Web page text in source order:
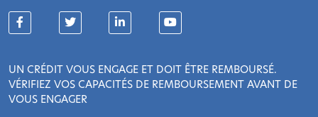
UN CRÉDIT VOUS ENGAGE ET DOIT ÊTRE REMBOURSÉ.
VÉRIFIEZ VOS CAPACITÉS DE REMBOURSEMENT AVANT DE
VOUS ENGAGER